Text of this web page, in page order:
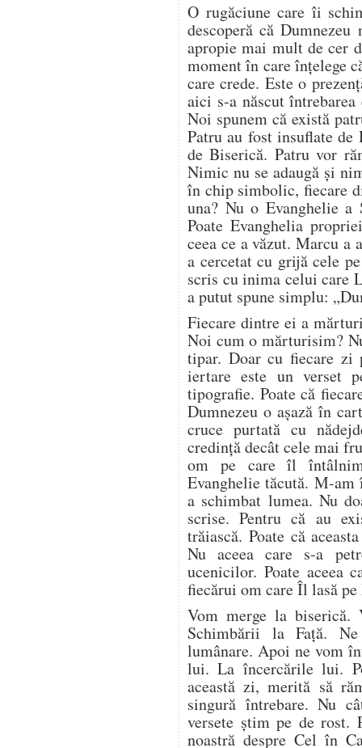
O rugăciune care îi
descoperă că
apropie mai mult de cer
moment în care înțelege
care crede. Este o
aici s-a născut
Noi spunem că există
Patru au fost insuflate
de Biserică. Patru vor
Nimic nu se adaugă și
în chip simbolic, fiecare
una? Nu o Evanghelie
Poate Evanghelia
ceea ce a văzut. Marcu
a cercetat cu grijă cele
scris cu inima celui care
a putut spune simplu:
Fiecare dintre ei a
Noi cum o mărturisim?
tipar. Doar cu fiecare zi
iertare este un verset
tipografie. Poate că
Dumnezeu o așază în
cruce purtată cu
credință decât cele mai
om pe care îl
Evanghelie tăcută. M-am
a schimbat lumea. Nu
scrise. Pentru că au
trăiască. Poate că
Nu aceea care s-a
ucenicilor. Poate aceea
fiecărui om care Îl lasă
Vom merge la biserică.
Schimbării la Față.
lumânare. Apoi ne vom
lui. La încercările lui.
această zi, merită să
singură întrebare. Nu
versete știm pe de rost.
noastră despre Cel în